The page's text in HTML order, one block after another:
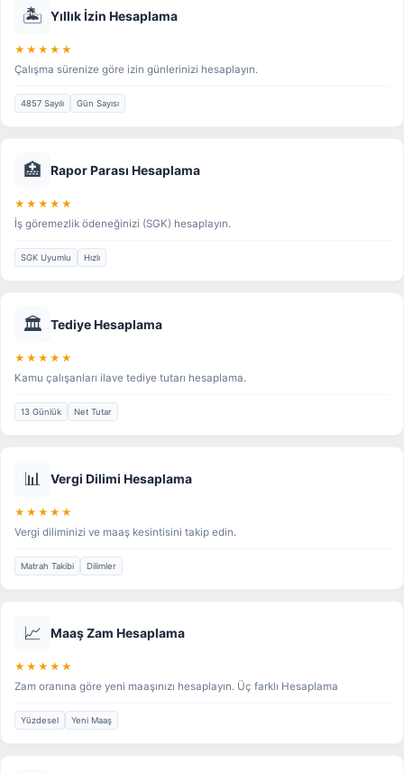
🏝️ Yıllık İzin Hesaplama
★★★★★
Çalışma sürenize göre izin günlerinizi hesaplayın.
4857 Sayılı Gün Sayısı
🏥 Rapor Parası Hesaplama
★★★★★
İş göremezlik ödeneğinizi (SGK) hesaplayın.
SGK Uyumlu Hızlı
🏛️ Tediye Hesaplama
★★★★★
Kamu çalışanları ilave tediye tutarı hesaplama.
13 Günlük Net Tutar
📊 Vergi Dilimi Hesaplama
★★★★★
Vergi diliminizi ve maaş kesintisini takip edin.
Matrah Takibi Dilimler
📈 Maaş Zam Hesaplama
★★★★★
Zam oranına göre yeni maaşınızı hesaplayın. Üç farklı Hesaplama
Yüzdesel Yeni Maaş